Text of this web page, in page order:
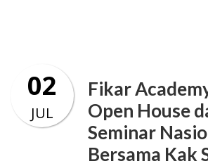
Fikar
Open House
Seminar
Bersama Kak
02
JUL